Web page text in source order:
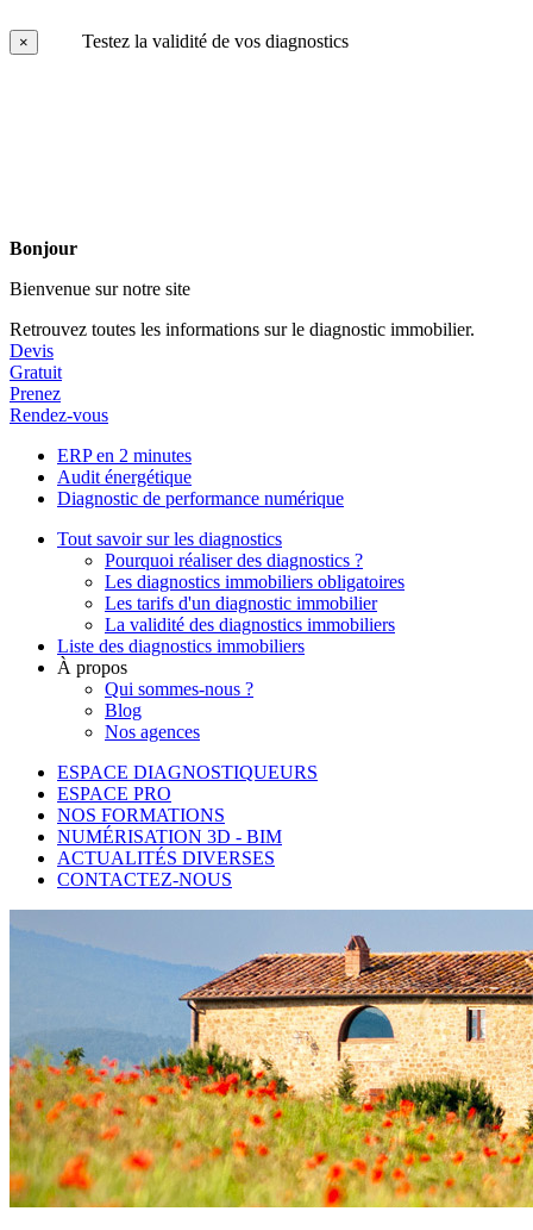
× Testez la validité de vos diagnostics
Bonjour
Bienvenue sur notre site
Retrouvez toutes les informations sur le diagnostic immobilier.
Devis
Gratuit
Prenez
Rendez-vous
ERP en 2 minutes
Audit énergétique
Diagnostic de performance numérique
Tout savoir sur les diagnostics
Pourquoi réaliser des diagnostics ?
Les diagnostics immobiliers obligatoires
Les tarifs d'un diagnostic immobilier
La validité des diagnostics immobiliers
Liste des diagnostics immobiliers
À propos
Qui sommes-nous ?
Blog
Nos agences
ESPACE DIAGNOSTIQUEURS
ESPACE PRO
NOS FORMATIONS
NUMÉRISATION 3D - BIM
ACTUALITÉS DIVERSES
CONTACTEZ-NOUS